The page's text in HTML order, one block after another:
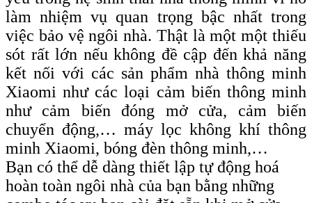
làm nhiệm vụ quan trọng bậc nhất trong
việc bảo vệ ngôi nhà. Thật là một một thiếu
sót rất lớn nếu không đề cập đến khả năng
kết nối với các sản phẩm nhà thông minh
Xiaomi như các loại cảm biến thông minh
như cảm biến đóng mở cửa, cảm biến
chuyển động,… máy lọc không khí thông
minh Xiaomi, bóng đèn thông minh,…
Bạn có thể dễ dàng thiết lập tự động hoá
hoàn toàn ngôi nhà của bạn bằng những